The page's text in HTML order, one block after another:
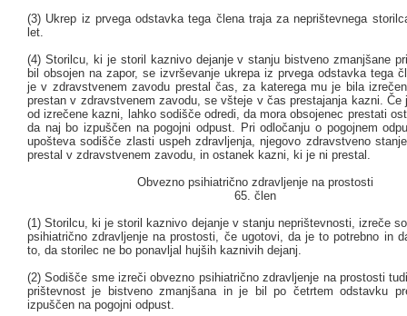
(3) Ukrep iz prvega odstavka tega člena traja za neprištevnega
let.
(4) Storilcu, ki je storil kaznivo dejanje v stanju bistveno zmanjšane
bil obsojen na zapor, se izvrševanje ukrepa iz prvega odstavka tega
je v zdravstvenem zavodu prestal čas, za katerega mu je bila
prestan v zdravstvenem zavodu, se všteje v čas prestajanja kazni. Če
od izrečene kazni, lahko sodišče odredi, da mora obsojenec prestati
da naj bo izpuščen na pogojni odpust. Pri odločanju o pogojnem
upošteva sodišče zlasti uspeh zdravljenja, njegovo zdravstveno
prestal v zdravstvenem zavodu, in ostanek kazni, ki je ni prestal.
Obvezno psihiatrično zdravljenje na prostosti
65. člen
(1) Storilcu, ki je storil kaznivo dejanje v stanju neprištevnosti, izreče
psihiatrično zdravljenje na prostosti, če ugotovi, da je to potrebno in
to, da storilec ne bo ponavljal hujših kaznivih dejanj.
(2) Sodišče sme izreči obvezno psihiatrično zdravljenje na prostosti
prištevnost je bistveno zmanjšana in je bil po četrtem odstavku
izpuščen na pogojni odpust.